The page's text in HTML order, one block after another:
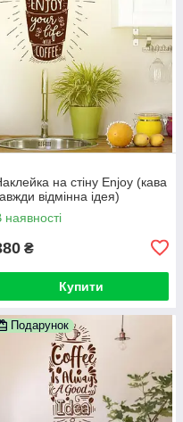
на стіну Enjoy (кава
відмінна ідея)
наявності
₴
Купити
Подарунок